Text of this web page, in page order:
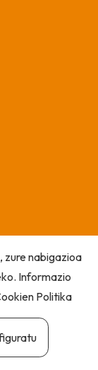
zure nabigazioa
Informazio
Politika